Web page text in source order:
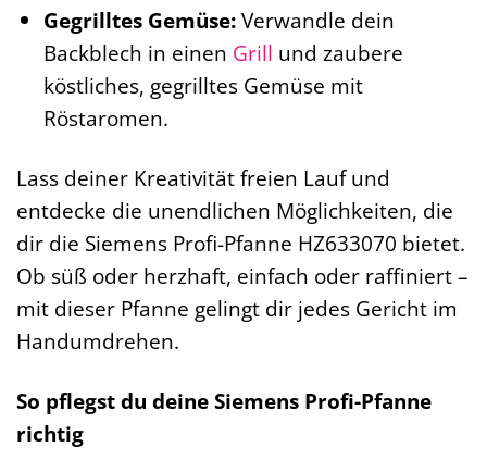
Gegrilltes Gemüse:Verwandle dein
Backblech in einen Grill und zaubere
köstliches, gegrilltes Gemüse mit
Röstaromen.
Lass deiner Kreativität freien Lauf und
entdecke die unendlichen Möglichkeiten, die
dir die Siemens Profi-Pfanne HZ633070 bietet.
Ob süß oder herzhaft, einfach oder raffiniert –
mit dieser Pfanne gelingt dir jedes Gericht im
Handumdrehen.
So pflegst du deine Siemens Profi-Pfanne
richtig